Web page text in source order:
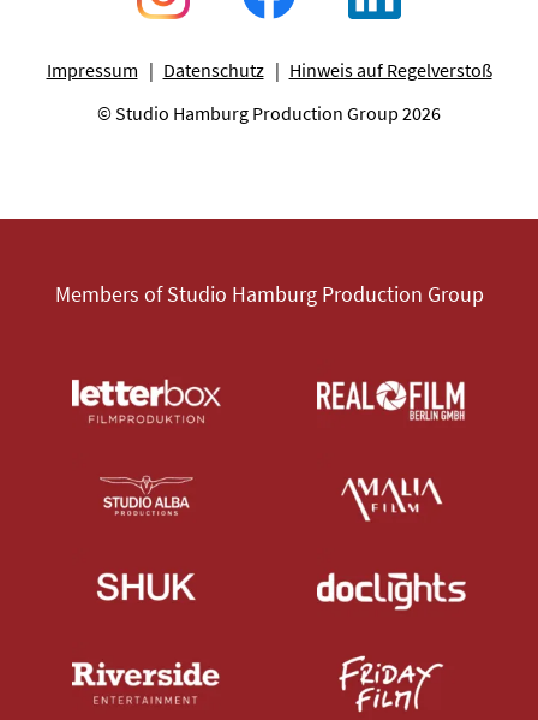
Impressum Datenschutz
Hinweis auf Regelverstoß
© Studio Hamburg Production Group 2026
Members of Studio Hamburg Production Group